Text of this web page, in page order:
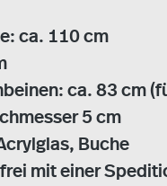
ca. 110 cm
ca. 83 cm
5 cm
Buche
mit einer